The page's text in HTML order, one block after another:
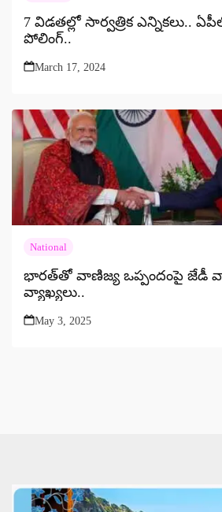
7 విడతల్లో సార్వత్రిక ఎన్నికలు..
పోలింగ్..
March 17, 2024
National
భారత్‌తో వాణిజ్య ఒప్పందంపై జేడీ
వ్యాఖ్యలు..
May 3, 2025